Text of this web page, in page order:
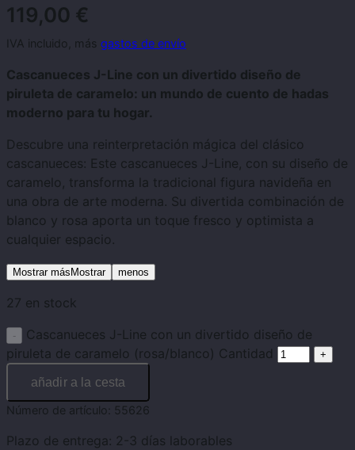
119,00 €
IVA incluido, más gastos de envío
Cascanueces J-Line con un divertido diseño de
piruleta de caramelo: un mundo de cuento de hadas
moderno para tu hogar.
Descubre una reinterpretación mágica del clásico
cascanueces: Este cascanueces J-Line, con su diseño de
caramelo, transforma la tradicional figura navideña en
una obra de arte moderna. Su divertida combinación de
blanco y rosa aporta un toque fresco y optimista a
cualquier espacio.
Mostrar másMostrar menos
27 en stock
Cascanueces J-Line con un divertido diseño de
piruleta de caramelo (rosa/blanco) Cantidad
añadir a la cesta
Número de artículo: 55626
Plazo de entrega: 2-3 días laborables